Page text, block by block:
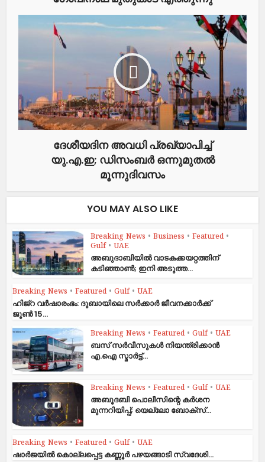
ദേശീയദിന അവധി പ്രഖ്യാപിച്ച്‌
യു.എ.ഇ; ഡിസംബർ ഒന്നുമുതൽ​
മൂന്നുദിവസം
YOU MAY ALSO LIKE
Breaking News • Business • Featured •
Gulf • UAE
അബുദാബിയിൽ വാടകക്കയറ്റത്തിന്
കടിഞ്ഞാൺ; ഇനി അടുത്ത...
Breaking News • Featured • Gulf • UAE
ഹിജ്‌റ വർഷാരംഭം: ദുബായിലെ സർക്കാർ ജീവനക്കാർക്ക്
ജൂൺ 15...
Breaking News • Featured • Gulf • UAE
ബസ് സർവീസുകൾ നിയന്ത്രിക്കാൻ
എ.ഐ സ്മാർട്ട്...
Breaking News • Featured • Gulf • UAE
അബൂദബി പൊലീസിന്റെ കർശന
മുന്നറിയിപ്പ്; യെല്ലോ ബോക്സ്...
Breaking News • Featured • Gulf • UAE
ഷാര്‍ജയില്‍ കൊല്ലപ്പെട്ട കണ്ണൂര്‍ പഴയങ്ങാടി സ്വദേശി...